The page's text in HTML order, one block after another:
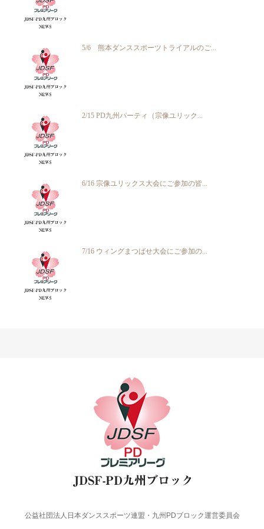
5/6 熊本ダンススポーツトライアルのご...
2/15 PD九州パーティ（宗像ユリック...
6/16 宗像ユリックス大会にご参加の皆...
7/16 ウィングまつばせ大会にご参加の...
公益社団法人日本ダンススポーツ連盟・九州PDブロック運営委員会